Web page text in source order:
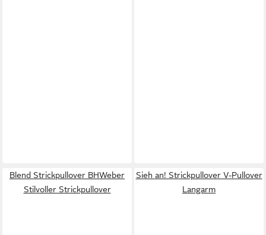
Blend Strickpullover BHWeber
Stilvoller Strickpullover
Sieh an! Strickpullover V-Pullover
Langarm